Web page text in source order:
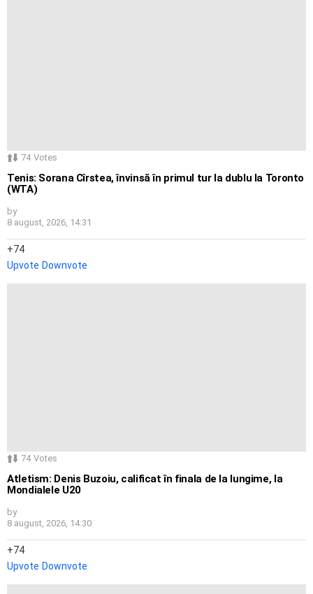
74 Votes
Tenis: Sorana Cîrstea, învinsă în primul tur la dublu la Toronto
(WTA)
by
8 august, 2026, 14:31
74
Upvote Downvote
74 Votes
Atletism: Denis Buzoiu, calificat în finala de la lungime, la
Mondialele U20
by
8 august, 2026, 14:30
74
Upvote Downvote